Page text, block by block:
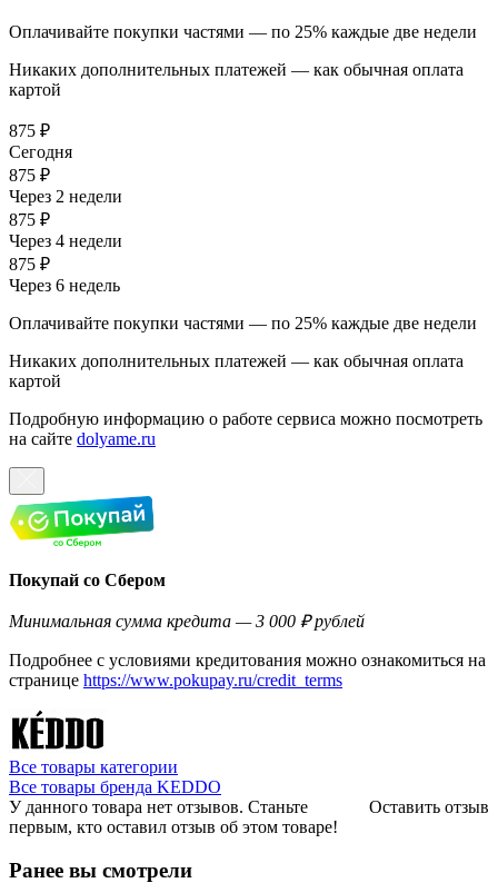
Оплачивайте покупки частями — по 25% каждые две недели
Никаких дополнительных платежей — как обычная оплата
картой
875 ₽
Сегодня
875 ₽
Через 2 недели
875 ₽
Через 4 недели
875 ₽
Через 6 недель
Оплачивайте покупки частями — по 25% каждые две недели
Никаких дополнительных платежей — как обычная оплата
картой
Подробную информацию о работе сервиса можно посмотреть
на сайте dolyame.ru
Покупай со Сбером
Минимальная сумма кредита — 3 000 ₽ рублей
Подробнее с условиями кредитования можно ознакомиться на
странице https://www.pokupay.ru/credit_terms
Все товары категории
Все товары бренда KEDDO
Оставить отзыв
У данного товара нет отзывов. Станьте
первым, кто оставил отзыв об этом товаре!
Ранее вы смотрели